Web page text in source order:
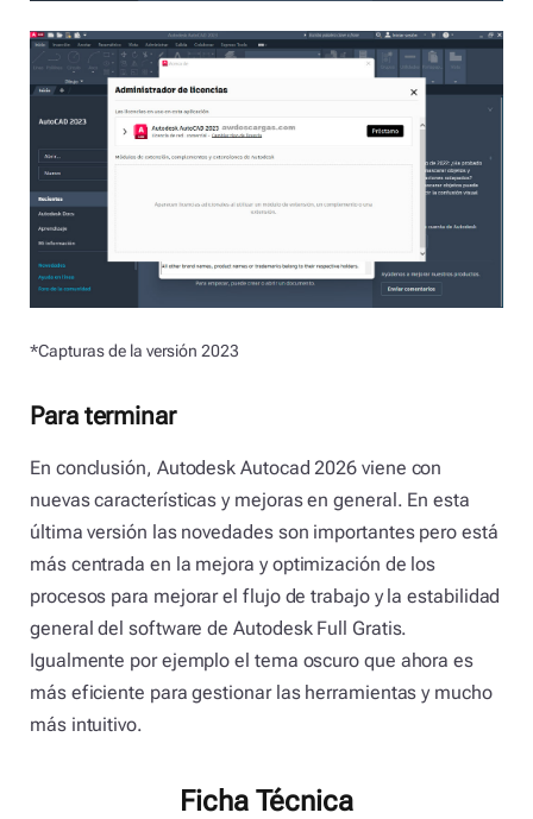
*Capturas de la versión 2023
Para terminar
En conclusión, Autodesk Autocad 2026 viene con
nuevas características y mejoras en general. En esta
última versión las novedades son importantes pero está
más centrada en la mejora y optimización de los
procesos para mejorar el flujo de trabajo y la estabilidad
general del software de Autodesk Full Gratis.
Igualmente por ejemplo el tema oscuro que ahora es
más eficiente para gestionar las herramientas y mucho
más intuitivo.
Ficha Técnica